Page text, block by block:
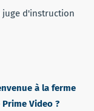
juge d'instruction
à la ferme
Video ?